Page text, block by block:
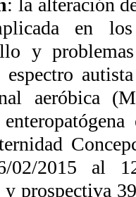
: la alteración
en los
y
espectro
aeróbica
02/2015 al
y prospectiva